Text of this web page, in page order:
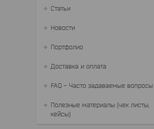
Статьи
Новости
Портфолио
Доставка и оплата
FAQ - Часто задаваемые вопросы
Полезные материалы (чек листы,
кейсы)